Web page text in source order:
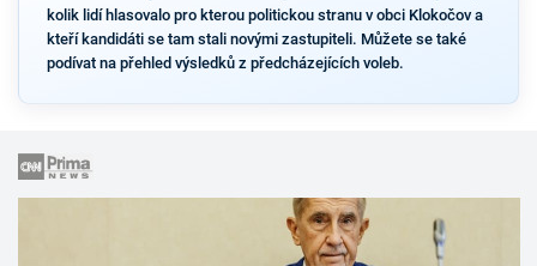
kolik lidí hlasovalo pro kterou politickou stranu v obci Klokočov a
kteří kandidáti se tam stali novými zastupiteli. Můžete se také
podívat na přehled výsledků z předcházejících voleb.